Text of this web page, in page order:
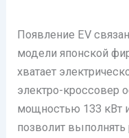
Появление EV
модели японской
хватает
электро-кроссовер
мощностью 133 кВт
позволит